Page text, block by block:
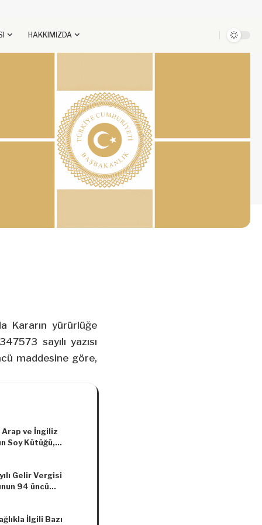
HAKKIMIZDA
Kararın yürürlüğe
sayılı yazısı
maddesine göre,
ve İngiliz
Soy Kütüğü,
Yapılmasına Dair
Gelir Vergisi
94 üncü
Tarihli ve
İlgili Bazı